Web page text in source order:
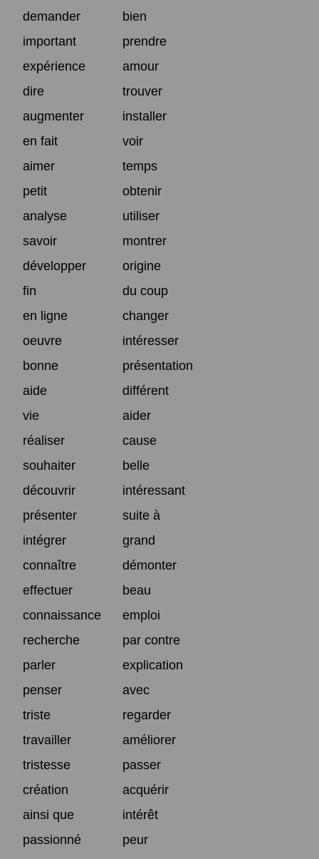
demander
bien
important
prendre
expérience
amour
dire
trouver
augmenter
installer
en fait
voir
aimer
temps
petit
obtenir
analyse
utiliser
savoir
montrer
développer
origine
fin
du coup
en ligne
changer
oeuvre
intéresser
bonne
présentation
aide
différent
vie
aider
réaliser
cause
souhaiter
belle
découvrir
intéressant
présenter
suite à
intégrer
grand
connaître
démonter
effectuer
beau
connaissance
emploi
recherche
par contre
parler
explication
penser
avec
triste
regarder
travailler
améliorer
tristesse
passer
création
acquérir
ainsi que
intérêt
passionné
peur